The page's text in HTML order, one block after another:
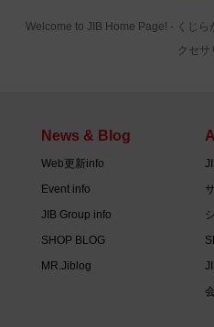
Welcome to JIB Home Page! ‐ くじ
クセサ
News & Blog
Web更新info
Event info
JIB Group info
SHOP BLOG
MR.Jiblog